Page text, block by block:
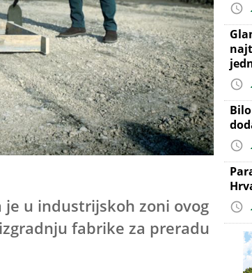
u industrijskoh zoni ovog
fabrike za preradu